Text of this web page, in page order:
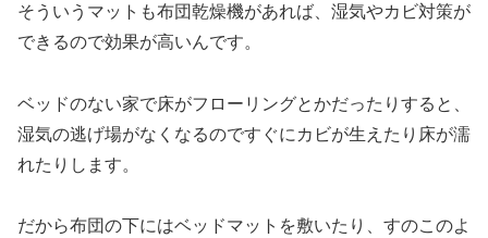
そういうマットも布団乾燥機があれば、湿気やカビ対策が
できるので効果が高いんです。
ベッドのない家で床がフローリングとかだったりすると、
湿気の逃げ場がなくなるのですぐにカビが生えたり床が濡
れたりします。
だから布団の下にはベッドマットを敷いたり、すのこのよ